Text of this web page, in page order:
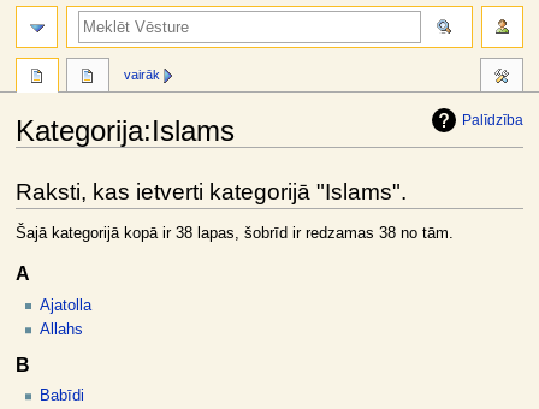
Palīdzība
Kategorija:Islams
to
navigation
to
search
Raksti, kas ietverti kategorijā "Islams".
Šajā kategorijā kopā ir 38 lapas, šobrīd ir redzamas 38 no tām.
A
Ajatolla
Allahs
B
Babīdi
vairāk
meklēt